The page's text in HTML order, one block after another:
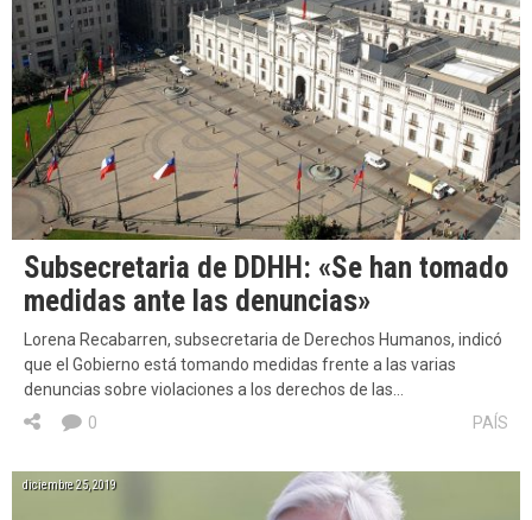
Subsecretaria de DDHH: «Se han tomado
medidas ante las denuncias»
Lorena Recabarren, subsecretaria de Derechos Humanos, indicó
que el Gobierno está tomando medidas frente a las varias
denuncias sobre violaciones a los derechos de las…
PAÍS
0
diciembre 25, 2019